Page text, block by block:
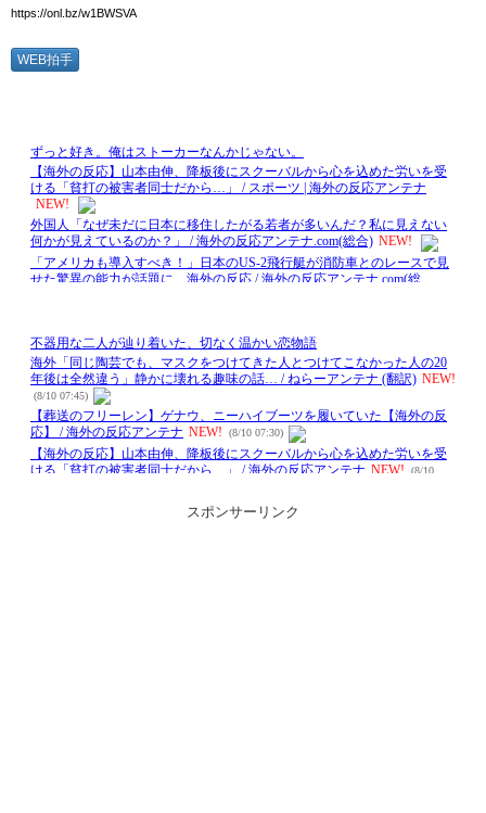
https://onl.bz/w1BWSVA
WEB拍手
スポンサーリンク